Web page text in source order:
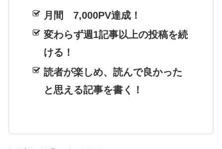
月間 7,000PV達成！
変わらず週1記事以上の投稿を続
ける！
読者が楽しめ、読んで良かった
と思える記事を書く！